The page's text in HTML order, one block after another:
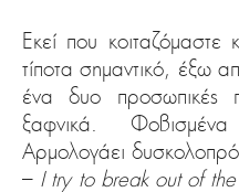
Εκεί που κοιταζόμαστε
τίποτα σημαντικό, έξω
ένα δυο προσωπικές
ξαφνικά.
Αρμολογάει
– I try to break out of